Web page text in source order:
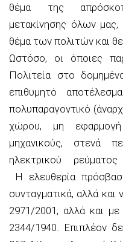
θέμα της
μετακίνησης όλων μας,
θέμα των πολιτών και
Ωστόσο, οι όποιες
Πολιτεία στο
επιθυμητό
πολυπαραγοντικό
χώρου, μη
μηχανικούς, στενά
ηλεκτρικού
Η ελευθερία
συνταγματικά, αλλά
2971/2001, αλλά και
2344/1940. Επιπλέον